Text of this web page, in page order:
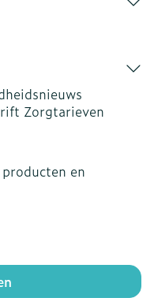
Zorgtarieven
en